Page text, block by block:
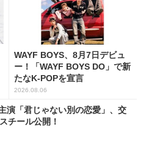
WAYF BOYS、8月7日デビュ
ー！「WAYF BOYS DO」で新
たなK-POPを宣言
2026.08.06
演「君じゃない別の恋愛」、交
チール公開！